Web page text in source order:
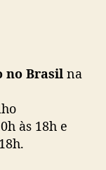
no Brasil na
às 18h e